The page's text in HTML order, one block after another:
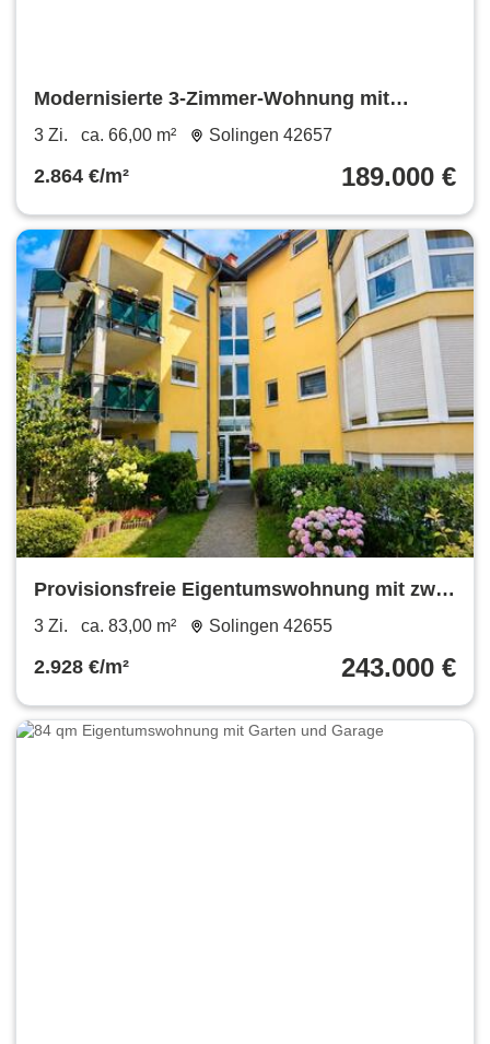
Modernisierte 3-Zimmer-Wohnung mit
neuem Südwestbalkon in grüner Lage
3 Zi. ca. 66,00 m² Solingen 42657
2.864 €/m² 189.000 €
Provisionsfreie Eigentumswohnung mit zwei
Bädern und Garage
3 Zi. ca. 83,00 m² Solingen 42655
2.928 €/m² 243.000 €